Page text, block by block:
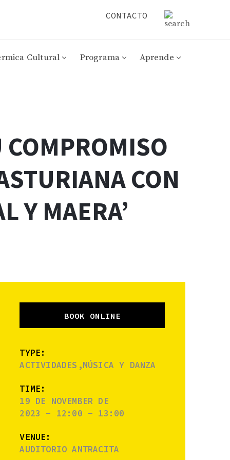
CONTACTO
Cultural Programa Aprende
COMPROMISO
CON
Y MAERA’
BOOK ONLINE
TYPE:
ACTIVIDADES,MÚSICA Y DANZA
TIME:
19 DE NOVEMBER DE
2023 - 12:00 - 13:00
VENUE:
AUDITORIO ANTRACITA